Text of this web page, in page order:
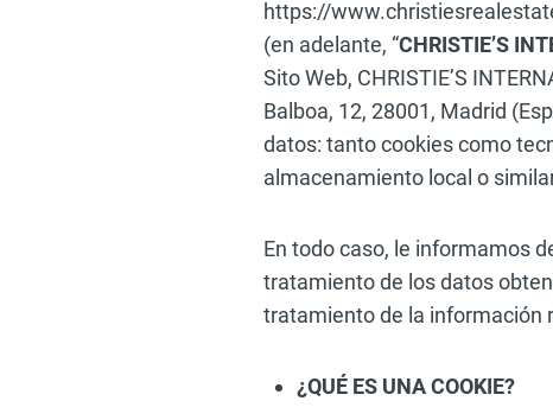
https://
(en adelante, “CHRISTIE’S
Sito Web, CHRISTIE’S
Balboa, 12, 28001, Madrid
datos: tanto cookies como
almacenamiento local o
En todo caso, le informamos
tratamiento de los datos
tratamiento de la información
¿QUÉ ES UNA COOKIE?